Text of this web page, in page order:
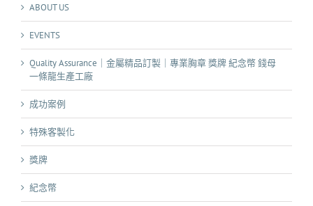
ABOUT US
EVENTS
Quality Assurance｜金屬精品訂製｜專業胸章 獎牌 紀念幣 錢母
一條龍生產工廠
成功案例
特殊客製化
獎牌
紀念幣